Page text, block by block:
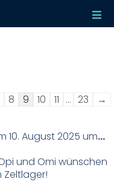
8 9 10 11 … 23
→
10. August 2025 um
und Omi wünschen
Zeltlager!
…